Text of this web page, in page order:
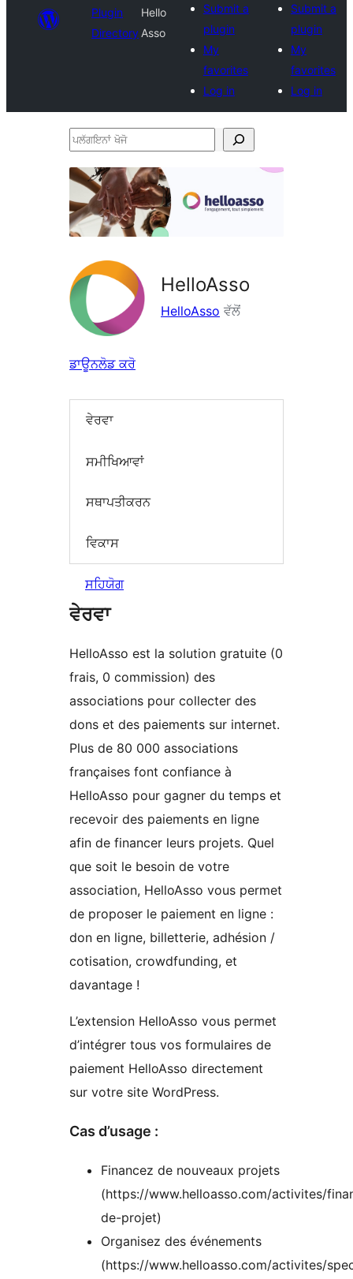
Plugin
Directory
Hello
Asso
Submit a
plugin
My
favorites
Log in
Submit a
plugin
My
favorites
Log in
ਪਲੱਗਇਨਾਂ
HelloAsso
HelloAsso ਵੱਲੋਂ
ਡਾਊਨਲੋਡ ਕਰੋ
ਵੇਰਵਾ
ਸਮੀਖਿਆਵਾਂ
ਸਥਾਪਤੀਕਰਨ
ਵਿਕਾਸ
ਸਹਿਯੋਗ
ਵੇਰਵਾ
HelloAsso est la solution gratuite (0
frais, 0 commission) des
associations pour collecter des
dons et des paiements sur internet.
Plus de 80 000 associations
françaises font confiance à
HelloAsso pour gagner du temps et
recevoir des paiements en ligne
afin de financer leurs projets. Quel
que soit le besoin de votre
association, HelloAsso vous permet
de proposer le paiement en ligne :
don en ligne, billetterie, adhésion /
cotisation, crowdfunding, et
davantage !
L’extension HelloAsso vous permet
d’intégrer tous vos formulaires de
paiement HelloAsso directement
sur votre site WordPress.
Cas d’usage :
Financez de nouveaux projets
(https://www.helloasso.com/activites/
de-projet)
Organisez des événements
(https://www.helloasso.com/activites/